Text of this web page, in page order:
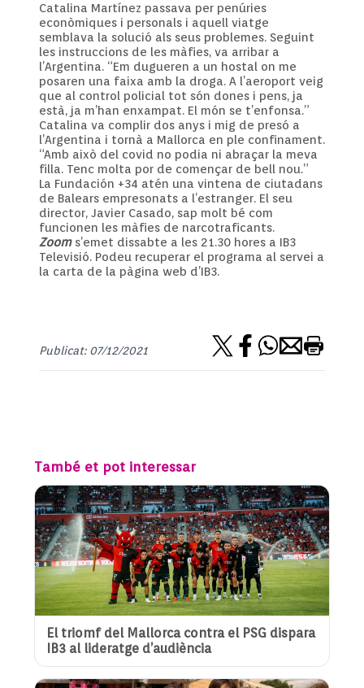
Catalina Martínez passava per penúries
econòmiques i personals i aquell viatge
semblava la solució als seus problemes. Seguint
les instruccions de les màfies, va arribar a
l’Argentina. “Em dugueren a un hostal on me
posaren una faixa amb la droga. A l’aeroport veig
que al control policial tot són dones i pens, ja
està, ja m’han enxampat. El món se t’enfonsa.”
Catalina va complir dos anys i mig de presó a
l’Argentina i tornà a Mallorca en ple confinament.
“Amb això del covid no podia ni abraçar la meva
filla. Tenc molta por de començar de bell nou.”
La Fundación +34 atén una vintena de ciutadans
de Balears empresonats a l’estranger. El seu
director, Javier Casado, sap molt bé com
funcionen les màfies de narcotraficants.
Zooms’emet dissabte a les 21.30 hores a IB3
Televisió. Podeu recuperar el programa al servei a
la carta de la pàgina web d’IB3.
Publicat: 07/12/2021
També et pot interessar
El triomf del Mallorca contra el PSG dispara
IB3 al lideratge d’audiència